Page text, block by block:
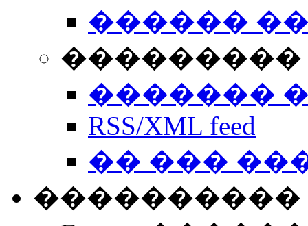
������
���������
�������
RSS/XML feed
�� ���
����������